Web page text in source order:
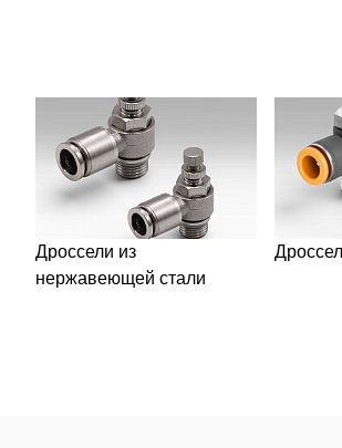
Дроссели из
нержавеющей стали